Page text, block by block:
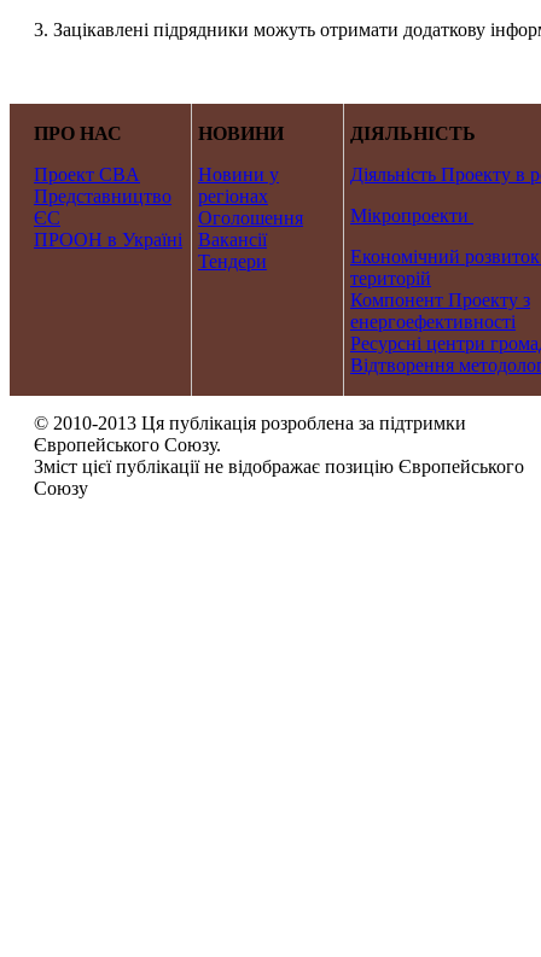
3. Зацікавлені підрядники можуть отримати додаткову
ПРО НАС
Проект CBA
Представництво
ЄС
ПРООН в Україні
НОВИНИ
Новини у
регіонах
Оголошення
Вакансії
Тендери
ДІЯЛЬНІСТЬ
Діяльність Проекту в
Мікропроекти
Економічний розвиток
територій
Компонент Проекту з
енергоефективності
Ресурсні центри
Відтворення
© 2010-2013 Ця публікація розроблена за підтримки
Європейського Союзу.
Зміст цієї публікації не відображає позицію Європейського
Союзу